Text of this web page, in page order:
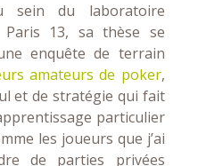
sein du laboratoire
Paris 13, sa thèse se
enquête de terrain
amateurs de poker,
et de stratégie qui fait
particulier
les joueurs que j’ai
de parties privées